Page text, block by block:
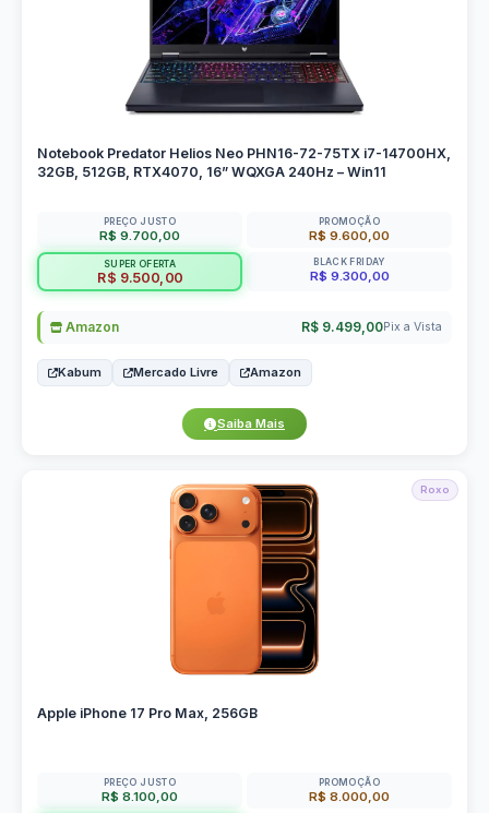
Notebook Predator Helios Neo PHN16-72-75TX i7-14700HX,
32GB, 512GB, RTX4070, 16” WQXGA 240Hz – Win11
PREÇO JUSTO
R$ 9.700,00
PROMOÇÃO
R$ 9.600,00
SUPER OFERTA
R$ 9.500,00
BLACK FRIDAY
R$ 9.300,00
Amazon R$ 9.499,00Pix a Vista
Kabum Mercado Livre Amazon
Saiba Mais
Roxo
Apple iPhone 17 Pro Max, 256GB
PREÇO JUSTO
R$ 8.100,00
PROMOÇÃO
R$ 8.000,00